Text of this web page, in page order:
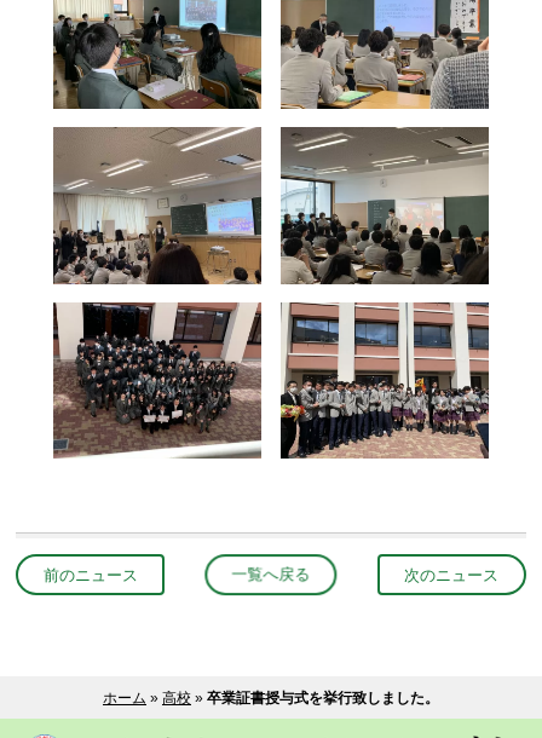
前のニュース 一覧へ戻る 次のニュース
ホーム » 高校 » 卒業証書授与式を挙行致しました。